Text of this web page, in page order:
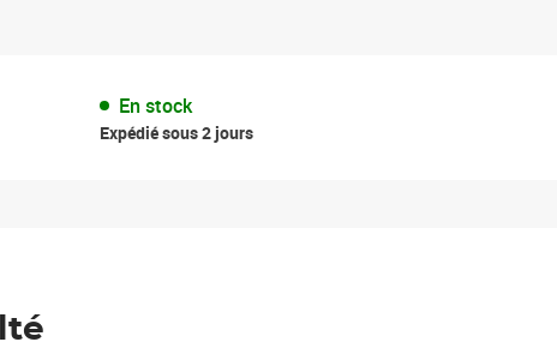
En stock
Expédié sous 2 jours